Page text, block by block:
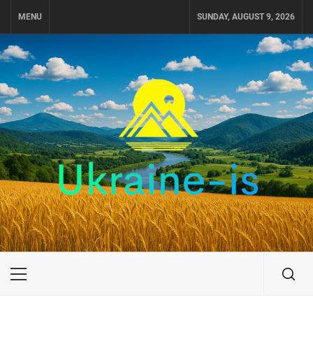
MENU SUNDAY, AUGUST 9, 2026
UKRAINE-IS
ПУТЕШЕСТВИЕ ПО УКРАИНЕ
Primary